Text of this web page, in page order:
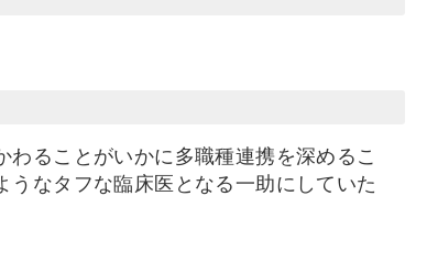
ることがいかに多職種連携を深めるこ
なタフな臨床医となる一助にしていた